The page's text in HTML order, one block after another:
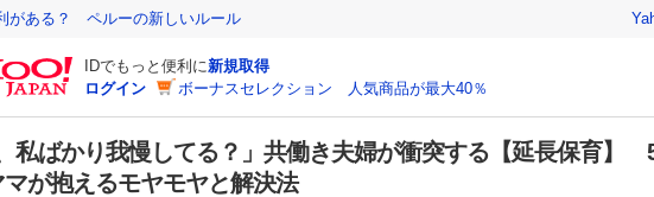
がある？ ペルーの新しいルール
IDでもっと便利に新規取得
ログイン
ボーナスセレクション 人気商品が最大40％
、私ばかり我慢してる？」共働き夫婦が衝突する【延長保育】
が抱えるモヤモヤと解決法